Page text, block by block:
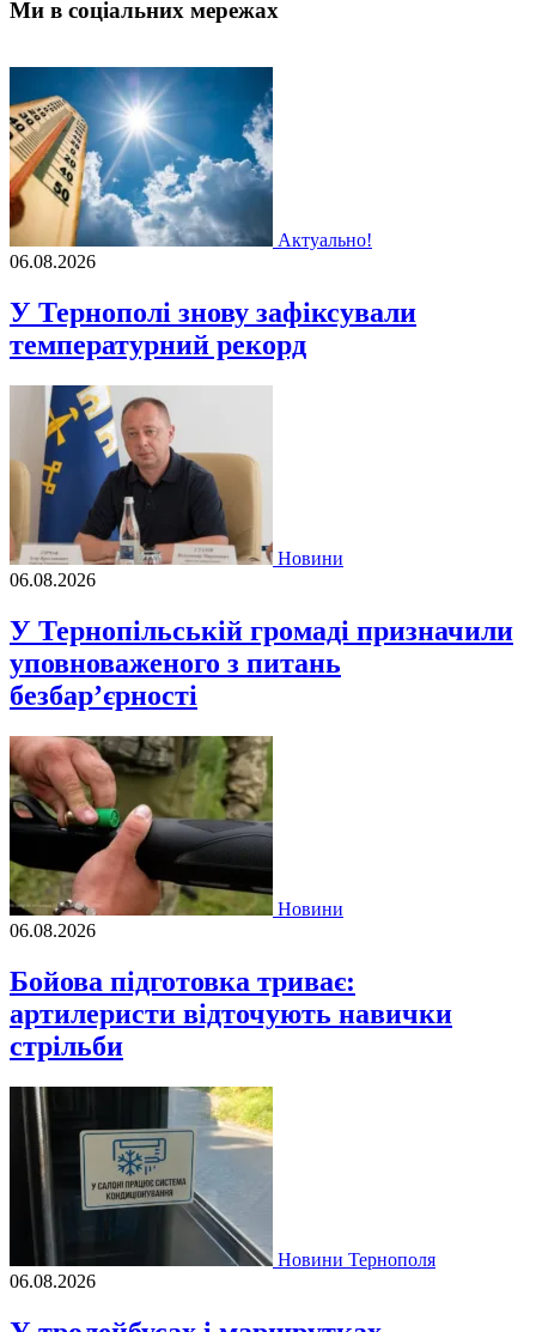
Ми в соціальних мережах
Актуально!
06.08.2026
У Тернополі знову зафіксували
температурний рекорд
Новини
06.08.2026
У Тернопільській громаді призначили
уповноваженого з питань
безбар’єрності
Новини
06.08.2026
Бойова підготовка триває:
артилеристи відточують навички
стрільби
Новини Тернополя
06.08.2026